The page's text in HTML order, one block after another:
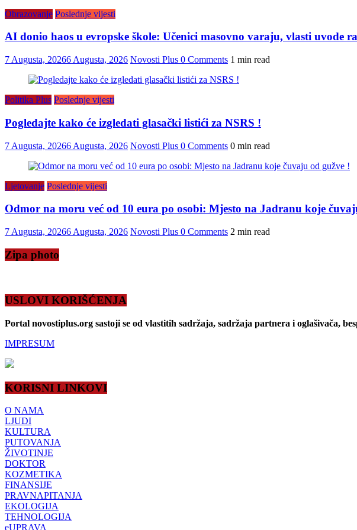
Obrazovanje Poslednje vijesti
AI donio haos u evropske škole: Učenici masovno varaju, vlasti uvode
7 Augusta, 20266 Augusta, 2026 Novosti Plus 0 Comments 1 min read
Politika Plus Poslednje vijesti
Pogledajte kako će izgledati glasački listići za NSRS !
7 Augusta, 20266 Augusta, 2026 Novosti Plus 0 Comments 0 min read
Ljetovanje Poslednje vijesti
Odmor na moru već od 10 eura po osobi: Mjesto na Jadranu koje
7 Augusta, 20266 Augusta, 2026 Novosti Plus 0 Comments 2 min read
Zipa photo
USLOVI KORIŠĆENJA
Portal novostiplus.org sastoji se od vlastitih sadržaja, sadržaja partnera i oglašivača,
IMPRESUM
KORISNI LINKOVI
O NAMA
LJUDI
KULTURA
PUTOVANJA
ŽIVOTINJE
DOKTOR
KOZMETIKA
FINANSIJE
PRAVNAPITANJA
EKOLOGIJA
TEHNOLOGIJA
eUPRAVA